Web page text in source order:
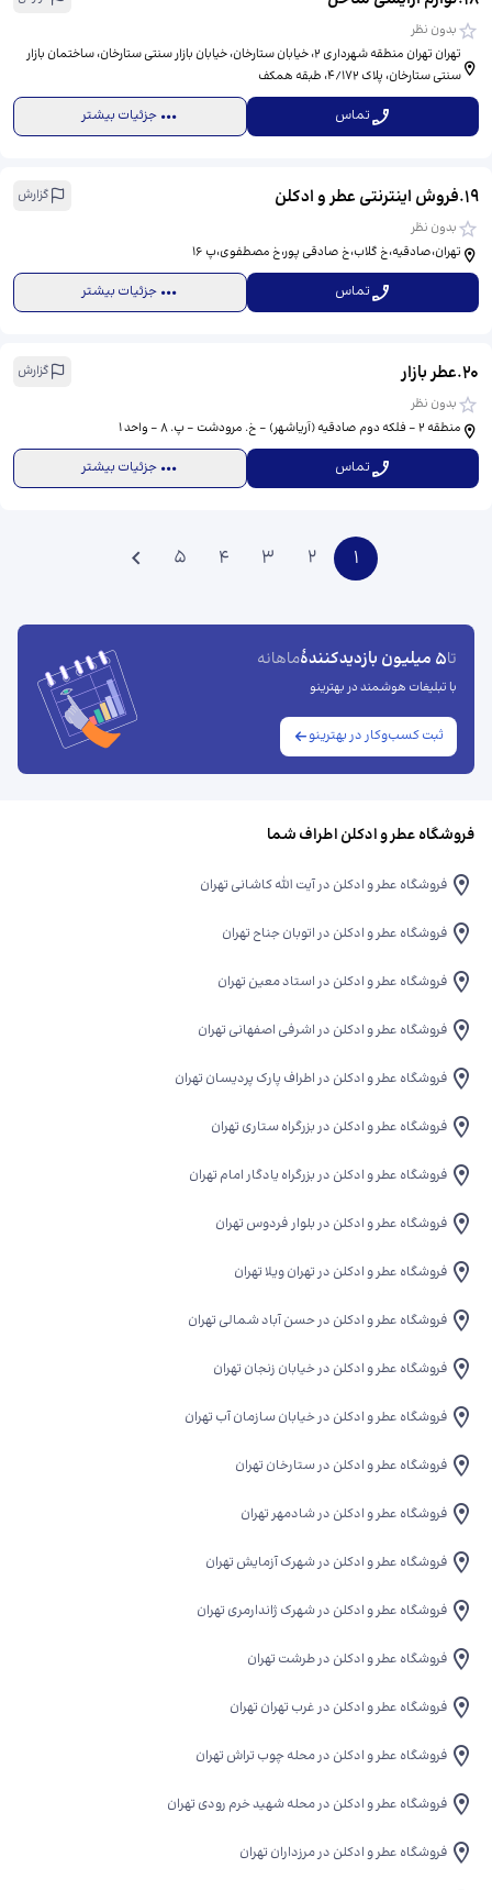
بدون نظر
تهران تهران منطقه شهرداری 2، خیابان ستارخان، خیابان بازار سنتی ستارخان، ساختمان بازار
سنتی ستارخان، پلاک ۴/۱۷۲، طبقه همکف
تماس جزئیات بیشتر
19
.فروش اینترنتی عطر و ادکلن
گزارش
بدون نظر
تهران،صادقیه،خ گلاب،خ صادقی پور،خ مصطفوی،پ ۱۶
تماس جزئیات بیشتر
20
.عطر بازار
گزارش
بدون نظر
منطقه 2 - فلکه دوم صادقیه (آریاشهر) - خ. مرودشت - پ. 8 - واحد 1
تماس جزئیات بیشتر
1
2
3
4
5
تا5 میلیون بازدیدکنندهٔ ماهانه
با تبلیغات هوشمند در بهترینو
ثبت کسب‌وکار در بهترینو
فروشگاه عطر و ادکلن اطراف شما
فروشگاه عطر و ادکلن در آیت الله کاشانی تهران
فروشگاه عطر و ادکلن در اتوبان جناح تهران
فروشگاه عطر و ادکلن در استاد معین تهران
فروشگاه عطر و ادکلن در اشرفی اصفهانی تهران
فروشگاه عطر و ادکلن در اطراف پارک پردیسان تهران
فروشگاه عطر و ادکلن در بزرگراه ستاری تهران
فروشگاه عطر و ادکلن در بزرگراه یادگار امام تهران
فروشگاه عطر و ادکلن در بلوار فردوس تهران
فروشگاه عطر و ادکلن در تهران ویلا تهران
فروشگاه عطر و ادکلن در حسن آباد شمالی تهران
فروشگاه عطر و ادکلن در خیابان زنجان تهران
فروشگاه عطر و ادکلن در خیابان سازمان آب تهران
فروشگاه عطر و ادکلن در ستارخان تهران
فروشگاه عطر و ادکلن در شادمهر تهران
فروشگاه عطر و ادکلن در شهرک آزمایش تهران
فروشگاه عطر و ادکلن در شهرک ژاندارمری تهران
فروشگاه عطر و ادکلن در طرشت تهران
فروشگاه عطر و ادکلن در غرب تهران تهران
فروشگاه عطر و ادکلن در محله چوب تراش تهران
فروشگاه عطر و ادکلن در محله شهید خرم رودی تهران
فروشگاه عطر و ادکلن در مرزداران تهران